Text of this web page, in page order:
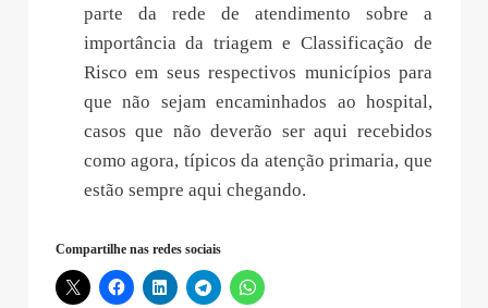
parte da rede de atendimento sobre a
importância da triagem e Classificação de
Risco em seus respectivos municípios para
que não sejam encaminhados ao hospital,
casos que não deverão ser aqui recebidos
como agora, típicos da atenção primaria, que
estão sempre aqui chegando.
Compartilhe nas redes sociais